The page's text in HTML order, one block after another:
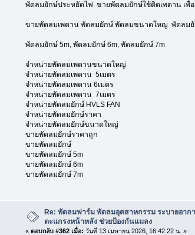
พัดลมยักษ์ประหยัดไฟ ขายพัดลมยักษ์ใช้ติดเพดาน เพื่
ขายพัดลมเพดาน พัดลมยักษ์ พัดลมขนาดใหญ่ พัดลม
พัดลมยักษ์ 5m, พัดลมยักษ์ 6m, พัดลมยักษ์ 7m
จำหน่ายพัดลมเพดานขนาดใหญ่
จำหน่ายพัดลมเพดาน 5เมตร
จำหน่ายพัดลมเพดาน 6เมตร
จำหน่ายพัดลมเพดาน 7เมตร
จำหน่ายพัดลมยักษ์ HVLS FAN
จำหน่ายพัดลมยักษ์ราคา
จำหน่ายพัดลมยักษ์ขนาดใหญ่
ขายพัดลมยักษ์ราคาถูก
ขายพัดลมยักษ์
ขายพัดลมยักษ์ 5m
ขายพัดลมยักษ์ 6m
ขายพัดลมยักษ์ 7m
Re: พัดลมฟาร์ม พัดลมอุตสาหกรรม ระบายอาก
ตะแกรงหน้าหลัง ช่วยป้องกันแมลง
« ตอบกลับ #362 เมื่อ: วันที่ 13 เมษายน 2026, 16:42:22 น. »